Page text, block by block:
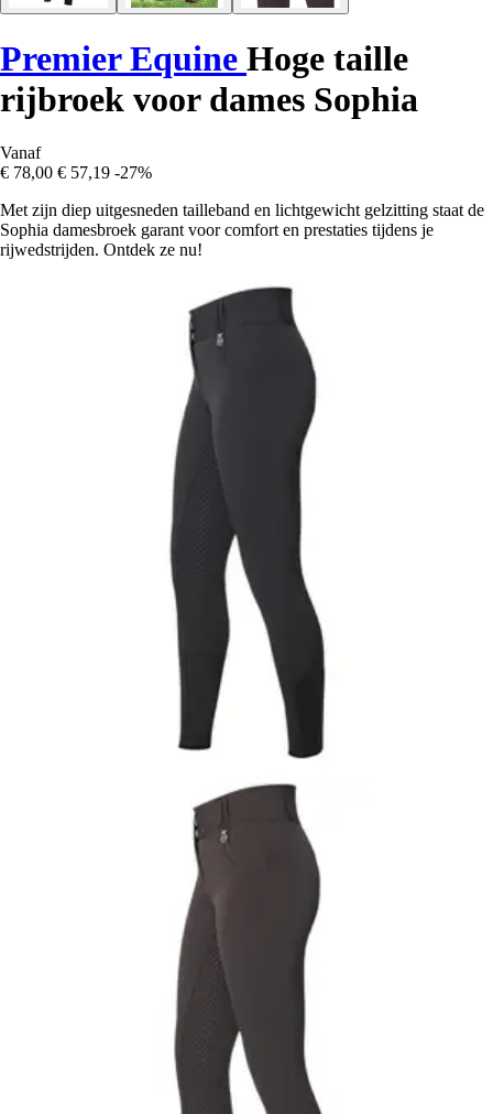
Premier Equine Hoge taille
rijbroek voor dames Sophia
Vanaf
€ 78,00 € 57,19 -27%
Met zijn diep uitgesneden tailleband en lichtgewicht gelzitting staat de
Sophia damesbroek garant voor comfort en prestaties tijdens je
rijwedstrijden. Ontdek ze nu!